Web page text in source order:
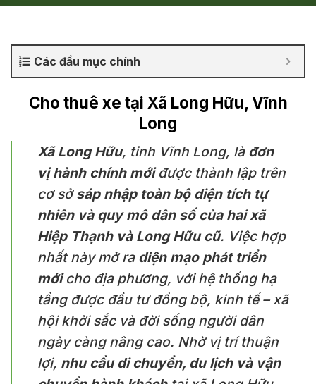
Các đầu mục chính
Cho thuê xe tại Xã Long Hữu, Vĩnh
Long
Xã Long Hữu, tỉnh Vĩnh Long, là đơn
vị hành chính mớiđược thành lập trên
cơ sởsáp nhập toàn bộ diện tích tự
nhiên và quy mô dân số của hai xã
Hiệp Thạnh và Long Hữu cũ. Việc hợp
nhất này mở ra diện mạo phát triển
mớicho địa phương, với hệ thống hạ
tầng được đầu tư đồng bộ, kinh tế – xã
hội khởi sắc và đời sống người dân
ngày càng nâng cao. Nhờ vị trí thuận
lợi, nhu cầu di chuyển, du lịch và vận